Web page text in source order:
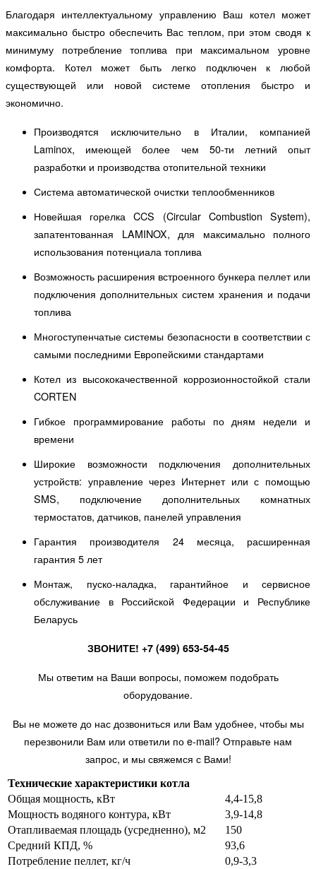
Благодаря интеллектуальному управлению Ваш котел может
максимально быстро обеспечить Вас теплом, при этом сводя к
минимуму потребление топлива при максимальном уровне
комфорта. Котел может быть легко подключен к любой
существующей или новой системе отопления быстро и
экономично.
Производятся исключительно в Италии, компанией
Laminox, имеющей более чем 50-ти летний опыт
разработки и производства отопительной техники
Система автоматической очистки теплообменников
Новейшая горелка CCS (Circular Combustion System),
запатентованная LAMINOX, для максимально полного
использования потенциала топлива
Возможность расширения встроенного бункера пеллет или
подключения дополнительных систем хранения и подачи
топлива
Многоступенчатые системы безопасности в соответствии с
самыми последними Европейскими стандартами
Котел из высококачественной коррозионностойкой стали
CORTEN
Гибкое программирование работы по дням недели и
времени
Широкие возможности подключения дополнительных
устройств: управление через Интернет или с помощью
SMS, подключение дополнительных комнатных
термостатов, датчиков, панелей управления
Гарантия производителя 24 месяца, расширенная
гарантия 5 лет
Монтаж, пуско-наладка, гарантийное и сервисное
обслуживание в Российской Федерации и Республике
Беларусь
ЗВОНИТЕ! +7 (499) 653-54-45
Мы ответим на Ваши вопросы, поможем подобрать
оборудование.
Вы не можете до нас дозвониться или Вам удобнее, чтобы мы
перезвонили Вам или ответили по e-mail? Отправьте нам
запрос, и мы свяжемся с Вами!
Технические характеристики котла
Общая мощность, кВт
4,4-15,8
Мощность водяного контура, кВт
3,9-14,8
Отапливаемая площадь (усредненно), м2
150
Средний КПД, %
93,6
Потребление пеллет, кг/ч
0,9-3,3